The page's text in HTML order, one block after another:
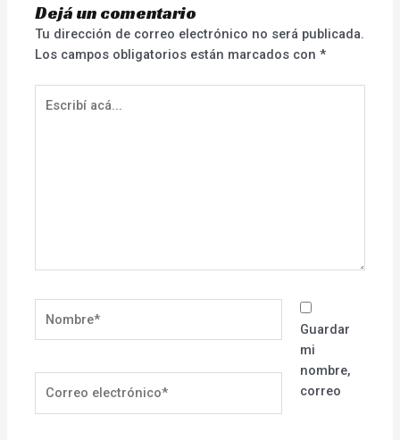
Dejá un comentario
Tu dirección de correo electrónico no será publicada.
Los campos obligatorios están marcados con*
acá...
electrónico*
Guardar
mi
nombre,
correo